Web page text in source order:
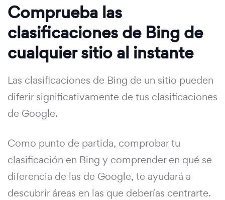
Comprueba las
clasificaciones de Bing de
cualquier sitio al instante
Las clasificaciones de Bing de un sitio pueden
diferir significativamente de tus clasificaciones
de Google.
Como punto de partida, comprobar tu
clasificación en Bing y comprender en qué se
diferencia de las de Google, te ayudará a
descubrir áreas en las que deberías centrarte.